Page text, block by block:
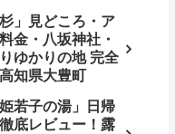
杉」見どころ・ア
金・八坂神社・
ゆかりの地 完全
知県大豊町
若子の湯」日帰
底レビュー！露